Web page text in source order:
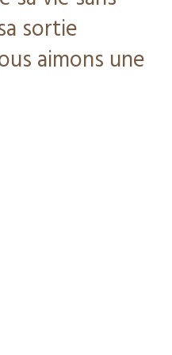
sortie
aimons une